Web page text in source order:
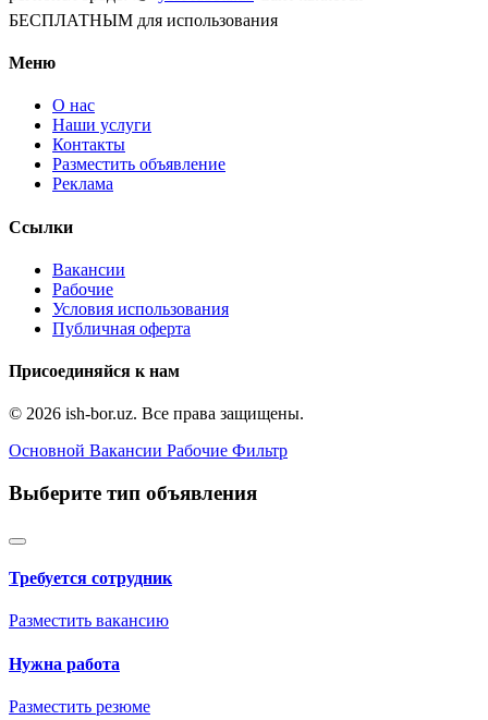
БЕСПЛАТНЫМ для использования
Меню
О нас
Наши услуги
Контакты
Разместить объявление
Реклама
Ссылки
Вакансии
Рабочие
Условия использования
Публичная оферта
Присоединяйся к нам
© 2026 ish-bor.uz. Все права защищены.
Основной Вакансии Рабочие Фильтр
Выберите тип объявления
Требуется сотрудник
Разместить вакансию
Нужна работа
Разместить резюме